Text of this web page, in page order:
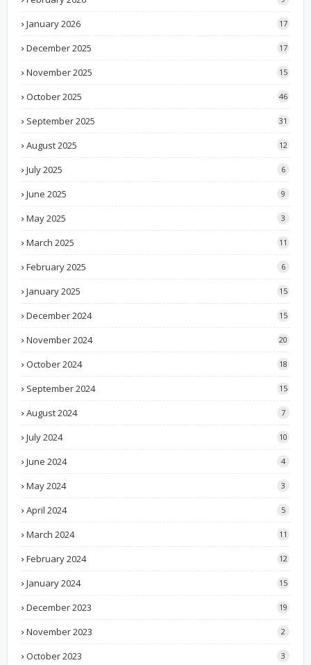
January 2026 17
December 2025 17
November 2025 15
October 2025 46
September 2025 31
August 2025 12
July 2025 6
June 2025 9
May 2025 3
March 2025 11
February 2025 6
January 2025 15
December 2024 15
November 2024 20
October 2024 18
September 2024 15
August 2024 7
July 2024 10
June 2024 4
May 2024 3
April 2024 5
March 2024 11
February 2024 12
January 2024 15
December 2023 19
November 2023 2
October 2023 3